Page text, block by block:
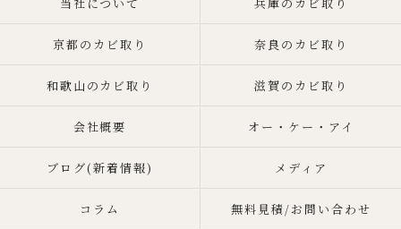
京都のカビ取り 奈良のカビ取り
和歌山のカビ取り 滋賀のカビ取り
会社概要 オー・ケー・アイ
ブログ(新着情報) メディア
コラム 無料見積/お問い合わせ